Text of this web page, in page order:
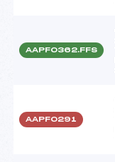
AAPF0362.FFS
AAPF0291